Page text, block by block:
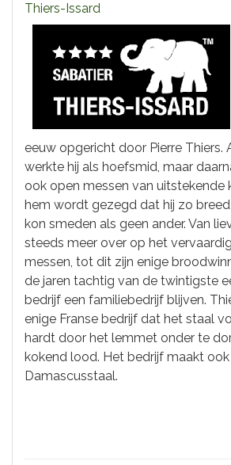
Thiers-Issard
eeuw opgericht door Pierre Thiers.
werkte hij als hoefsmid, maar
ook open messen van uitstekende
hem wordt gezegd dat hij zo
kon smeden als geen ander. Van
steeds meer over op het
messen, tot dit zijn enige
de jaren tachtig van de twintigste
bedrijf een familiebedrijf blijven.
enige Franse bedrijf dat het staal
hardt door het lemmet onder te
kokend lood. Het bedrijf maakt
Damascusstaal.